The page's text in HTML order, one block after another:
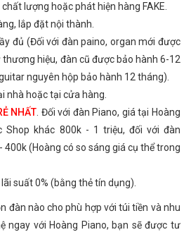
lượng hoặc phát hiện hàng FAKE.
lắp đặt nội thành.
đủ (Đối với đàn paino, organ mới được
hiệu, đàn cũ được bảo hành 6-12
nguyên hộp bảo hành 12 tháng).
nhà hoặc tại cửa hàng.
NHẤT . Đối với đàn Piano, giá tại Hoàng
Shop khác 800k - 1 triệu, đối với đàn
(Hoàng có so sáng giá cụ thể trong
suất 0% (bằng thẻ tín dụng).
đàn nào cho phù hợp với túi tiền và nhu
ngay với Hoàng Piano, bạn sẽ được tư